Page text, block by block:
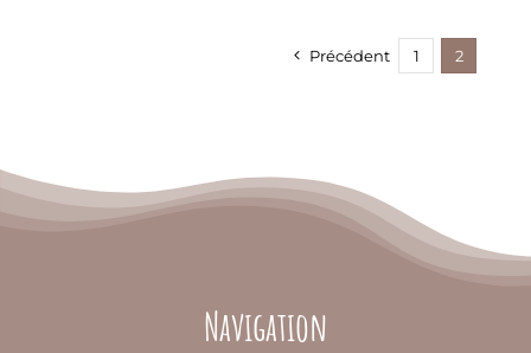
Précédent 1 2
Navigation